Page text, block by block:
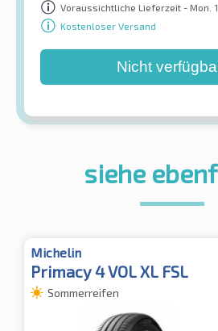
Voraussichtliche Lieferzeit - Mon.
Kostenloser Versand
Nicht
siehe
Michelin
Primacy 4 VOL XL FSL
Sommerreifen